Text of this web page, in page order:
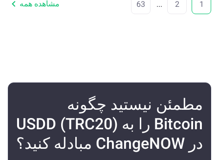
1
2
...
63 مشاهده همه
مطمئن نیستید چگونه
Bitcoin را به USDD (TRC20)
در ChangeNOW مبادله کنید؟